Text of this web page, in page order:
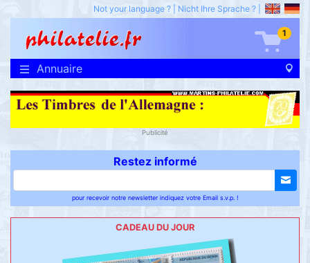
Not your language ? Nicht Ihre Sprache ?
1
Annuaire
Publicité
Restez informé
pour recevoir notre newsletter indiquez votre Email s.v.p. !
CADEAU DU JOUR